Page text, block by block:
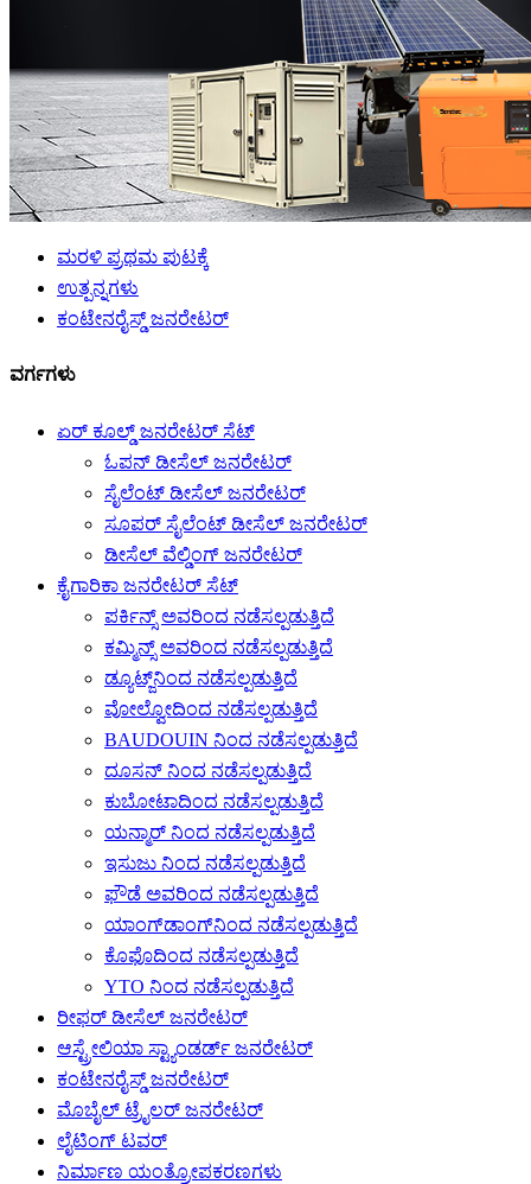
ಮರಳಿ ಪ್ರಥಮ ಪುಟಕ್ಕೆ
ಉತ್ಪನ್ನಗಳು
ಕಂಟೇನರೈಸ್ಡ್ ಜನರೇಟರ್
ವರ್ಗಗಳು
ಏರ್ ಕೂಲ್ಡ್ ಜನರೇಟರ್ ಸೆಟ್
ಓಪನ್ ಡೀಸೆಲ್ ಜನರೇಟರ್
ಸೈಲೆಂಟ್ ಡೀಸೆಲ್ ಜನರೇಟರ್
ಸೂಪರ್ ಸೈಲೆಂಟ್ ಡೀಸೆಲ್ ಜನರೇಟರ್
ಡೀಸೆಲ್ ವೆಲ್ಡಿಂಗ್ ಜನರೇಟರ್
ಕೈಗಾರಿಕಾ ಜನರೇಟರ್ ಸೆಟ್
ಪರ್ಕಿನ್ಸ್ ಅವರಿಂದ ನಡೆಸಲ್ಪಡುತ್ತಿದೆ
ಕಮ್ಮಿನ್ಸ್ ಅವರಿಂದ ನಡೆಸಲ್ಪಡುತ್ತಿದೆ
ಡ್ಯೂಟ್ಜ್‌ನಿಂದ ನಡೆಸಲ್ಪಡುತ್ತಿದೆ
ವೋಲ್ವೋದಿಂದ ನಡೆಸಲ್ಪಡುತ್ತಿದೆ
BAUDOUIN ನಿಂದ ನಡೆಸಲ್ಪಡುತ್ತಿದೆ
ದೂಸನ್ ನಿಂದ ನಡೆಸಲ್ಪಡುತ್ತಿದೆ
ಕುಬೋಟಾದಿಂದ ನಡೆಸಲ್ಪಡುತ್ತಿದೆ
ಯನ್ಮಾರ್ ನಿಂದ ನಡೆಸಲ್ಪಡುತ್ತಿದೆ
ಇಸುಜು ನಿಂದ ನಡೆಸಲ್ಪಡುತ್ತಿದೆ
ಫೌಡೆ ಅವರಿಂದ ನಡೆಸಲ್ಪಡುತ್ತಿದೆ
ಯಾಂಗ್‌ಡಾಂಗ್‌ನಿಂದ ನಡೆಸಲ್ಪಡುತ್ತಿದೆ
ಕೊಫೊದಿಂದ ನಡೆಸಲ್ಪಡುತ್ತಿದೆ
YTO ನಿಂದ ನಡೆಸಲ್ಪಡುತ್ತಿದೆ
ರೀಫರ್ ಡೀಸೆಲ್ ಜನರೇಟರ್
ಆಸ್ಟ್ರೇಲಿಯಾ ಸ್ಟ್ಯಾಂಡರ್ಡ್ ಜನರೇಟರ್
ಕಂಟೇನರೈಸ್ಡ್ ಜನರೇಟರ್
ಮೊಬೈಲ್ ಟ್ರೈಲರ್ ಜನರೇಟರ್
ಲೈಟಿಂಗ್ ಟವರ್
ನಿರ್ಮಾಣ ಯಂತ್ರೋಪಕರಣಗಳು